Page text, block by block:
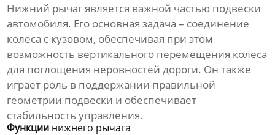
Нижний рычагявляется важной частью подвески
автомобиля. Его основная задача – соединение
колеса с кузовом, обеспечивая при этом
возможность вертикального перемещения колеса
для поглощения неровностей дороги. Он также
играет роль в поддержании правильной
геометрии подвески и обеспечивает
стабильность управления.
Функции нижнего рычага